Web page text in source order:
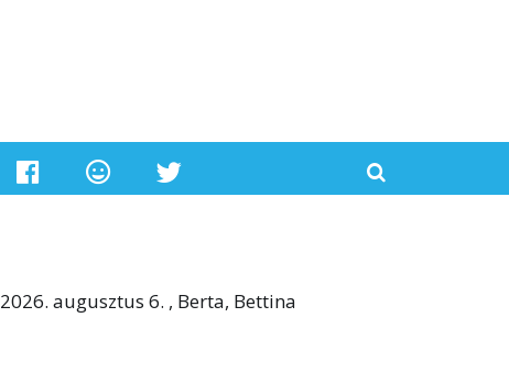
2026. augusztus 6. , Berta, Bettina